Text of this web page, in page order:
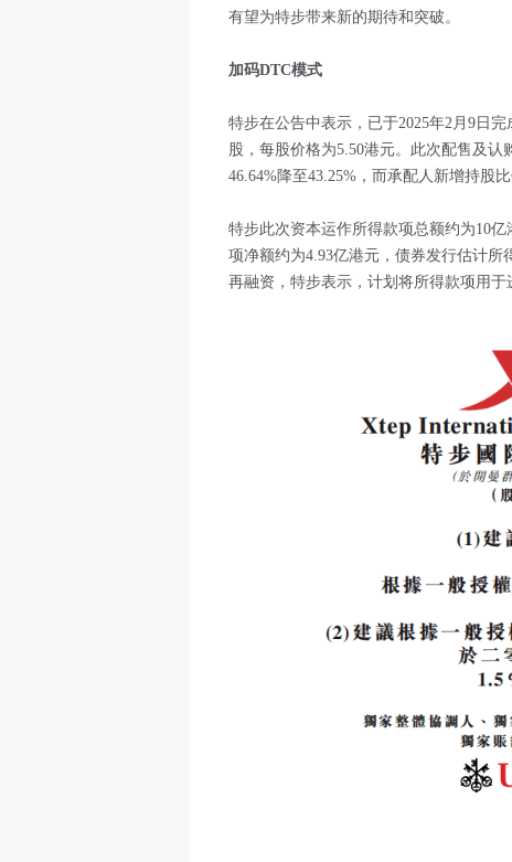
有望为特步带来新的期待和突破。
加码DTC模式
特步在公告中表示，已于2025年2月9日
股，每股价格为5.50港元。此次配售及
46.64%降至43.25%，而承配人新增持股比
特步此次资本运作所得款项总额约为10
项净额约为4.93亿港元，债券发行估计所
再融资，特步表示，计划将所得款项用于